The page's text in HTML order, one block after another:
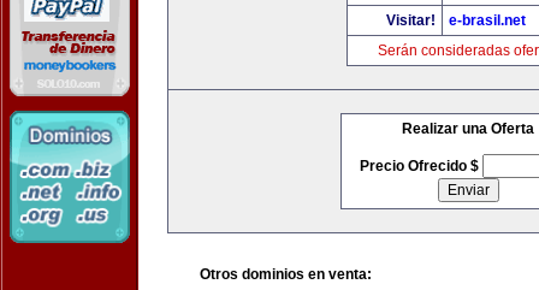
Visitar!
e-brasil.net
Serán consideradas
Realizar una Oferta
Precio Ofrecido $
Otros dominios en venta: